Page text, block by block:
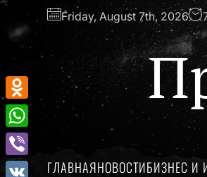
Перейти
содержимому
Friday, August 7th, 2026
ГЛАВНАЯНОВОСТИБИЗНЕС И
Odnoklassniki
WhatsApp
Viber